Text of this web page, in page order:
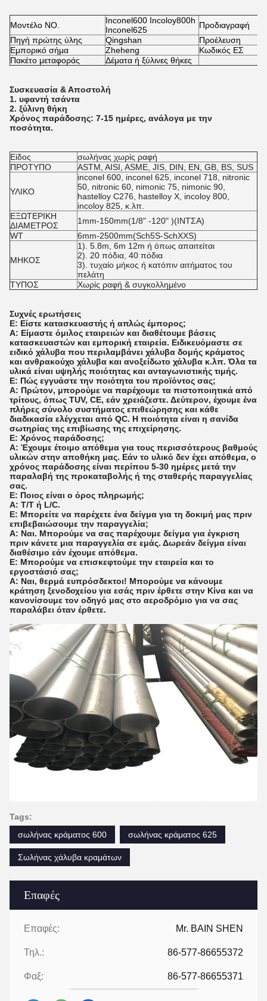
Επαφές
Επαφές: Mr. BAIN SHEN
Τηλ.: 86-577-86655372
Φαξ: 86-577-86655371
Μοντέλο NO.
Inconel600 Incoloy800h
Inconel625
Προδιαγραφή
Πηγή πρώτης ύλης
Qingshan
Προέλευση
Εμπορικό σήμα
Zheheng
Κωδικός ΕΣ
Πακέτο μεταφοράς
Δέματα ή ξύλινες θήκες
Συσκευασία & Αποστολή
1. υφαντή τσάντα
2. ξύλινη θήκη
Χρόνος παράδοσης: 7-15 ημέρες, ανάλογα με την
ποσότητα.
Είδος
σωλήνας χωρίς ραφή
ΠΡΟΤΥΠΟ
ASTM, AISI, ASME, JIS, DIN, EN, GB, BS, SUS
ΥΛΙΚΟ
inconel 600, inconel 625, inconel 718, nitronic
50, nitronic 60, nimonic 75, nimonic 90,
hastelloy C276, hastelloy X, incoloy 800,
incoloy 825, κ.λπ.
ΕΞΩΤΕΡΙΚΗ
ΔΙΑΜΕΤΡΟΣ
1mm-150mm(1/8" -120" )(ΙΝΤΣΑ)
WT
6mm-2500mm(Sch5S-SchXXS)
ΜΗΚΟΣ
1). 5.8m, 6m 12m ή όπως απαιτείται
2). 20 πόδια, 40 πόδια
3). τυχαίο μήκος ή κατόπιν αιτήματος του
πελάτη
ΤΥΠΟΣ
Χωρίς ραφή & συγκολλημένο
Συχνές ερωτήσεις
Ε: Είστε κατασκευαστής ή απλώς έμπορος;
A: Είμαστε όμιλος εταιρειών και διαθέτουμε βάσεις
κατασκευαστών και εμπορική εταιρεία. Ειδικευόμαστε σε
ειδικό χάλυβα που περιλαμβάνει χάλυβα δομής κράματος
και ανθρακούχο χάλυβα και ανοξείδωτο χάλυβα κ.λπ. Όλα τα
υλικά είναι υψηλής ποιότητας και ανταγωνιστικής τιμής.
Ε: Πώς εγγυάστε την ποιότητα του προϊόντος σας;
A: Πρώτον, μπορούμε να παρέχουμε τα πιστοποιητικά από
τρίτους, όπως TUV, CE, εάν χρειάζεστε. Δεύτερον, έχουμε ένα
πλήρες σύνολο συστήματος επιθεώρησης και κάθε
διαδικασία ελέγχεται από QC. Η ποιότητα είναι η σανίδα
σωτηρίας της επιβίωσης της επιχείρησης.
Ε: Χρόνος παράδοσης;
A: Έχουμε έτοιμο απόθεμα για τους περισσότερους βαθμούς
υλικών στην αποθήκη μας. Εάν το υλικό δεν έχει απόθεμα, ο
χρόνος παράδοσης είναι περίπου 5-30 ημέρες μετά την
παραλαβή της προκαταβολής ή της σταθερής παραγγελίας
σας.
Ε: Ποιος είναι ο όρος πληρωμής;
A: T/T ή L/C.
Ε: Μπορείτε να παρέχετε ένα δείγμα για τη δοκιμή μας πριν
επιβεβαιώσουμε την παραγγελία;
A: Ναι. Μπορούμε να σας παρέχουμε δείγμα για έγκριση
πριν κάνετε μια παραγγελία σε εμάς. Δωρεάν δείγμα είναι
διαθέσιμο εάν έχουμε απόθεμα.
Ε: Μπορούμε να επισκεφτούμε την εταιρεία και το
εργοστάσιό σας;
A: Ναι, θερμά ευπρόσδεκτοι! Μπορούμε να κάνουμε
κράτηση ξενοδοχείου για εσάς πριν έρθετε στην Κίνα και να
κανονίσουμε τον οδηγό μας στο αεροδρόμιο για να σας
παραλάβει όταν έρθετε.
Tags:
σωλήνας κράματος 600
σωλήνας κράματος 625
Σωλήνας χάλυβα κραμάτων